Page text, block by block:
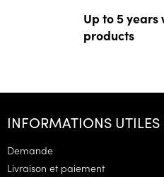
Up to 5
products
P
INFORMATIONS UTILES
Demande
Livraison et paiement